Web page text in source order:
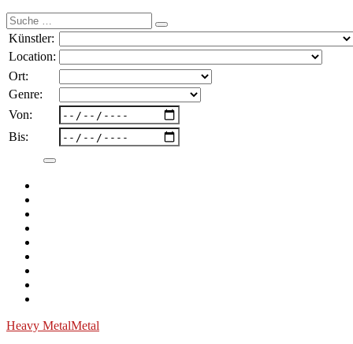
Suche
nach:
Künstler:
Location:
Ort:
Genre:
Von:
Bis:
Heavy MetalMetal